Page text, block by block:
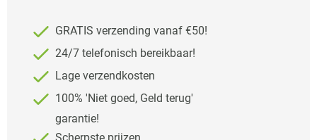
GRATIS verzending vanaf €50!
24/7 telefonisch bereikbaar!
Lage verzendkosten
100% 'Niet goed, Geld terug'
garantie!